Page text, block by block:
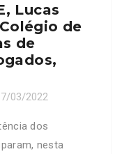
Lucas
de
de
03/2022
dos
nesta